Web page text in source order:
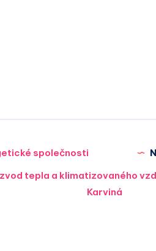
společnosti
tepla a klimatizovaného
Karviná